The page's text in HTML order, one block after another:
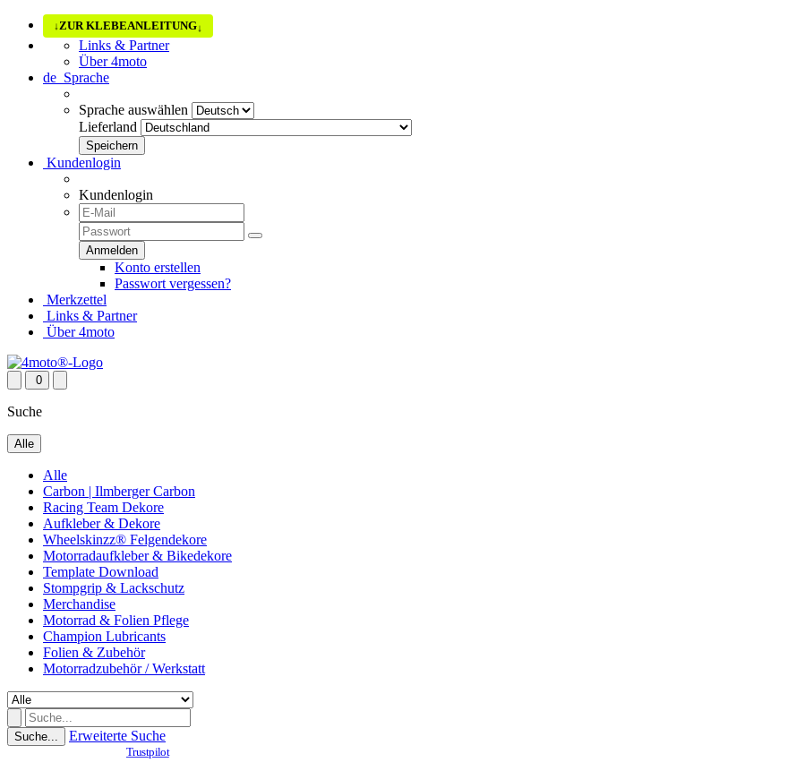
↓ZUR KLEBEANLEITUNG↓
Links & Partner
Über 4moto
de Sprache
Sprache auswählen
Lieferland
Kundenlogin
Kundenlogin
Konto erstellen
Passwort vergessen?
Merkzettel
Links & Partner
Über 4moto
0
Suche
Alle
Alle
Carbon | Ilmberger Carbon
Racing Team Dekore
Aufkleber & Dekore
Wheelskinzz® Felgendekore
Motorradaufkleber & Bikedekore
Template Download
Stompgrip & Lackschutz
Merchandise
Motorrad & Folien Pflege
Champion Lubricants
Folien & Zubehör
Motorradzubehör / Werkstatt
Suche... Erweiterte Suche
Trustpilot